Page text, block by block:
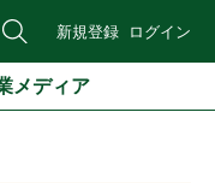
新規登録 ログイン
メディア